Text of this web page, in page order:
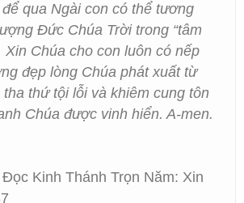
qua Ngài con có thể tương
Đức Chúa Trời trong “tâm
Xin Chúa cho con luôn có nếp
đẹp lòng Chúa phát xuất từ
thứ tội lỗi và khiêm cung tôn
Chúa được vinh hiển. A-men.
Kinh Thánh Trọn Năm: Xin